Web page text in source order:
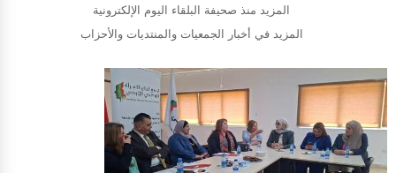
المزيد منذ صحيفة البلقاء اليوم الإلكترونية
المزيد في أخبار الجمعيات والمنتديات والأحزاب